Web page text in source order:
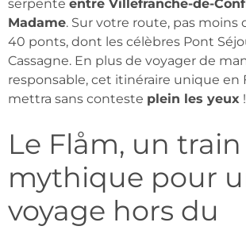
serpente entre Villefranche-de-
Madame. Sur votre route, pas moins
40 ponts, dont les célèbres Pont
Cassagne. En plus de voyager de
responsable, cet itinéraire unique en
mettra sans conteste plein les yeux !
Le Flåm, un train
mythique pour
voyage hors du